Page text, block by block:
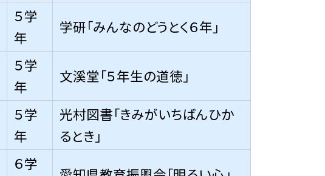
５学
年
学研「みんなのどうとく６年」
５学
年
文溪堂「５年生の道徳」
５学
年
光村図書「きみがいちばんひか
るとき」
６学